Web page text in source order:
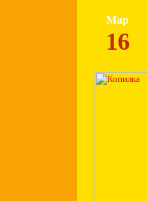
Мар
16